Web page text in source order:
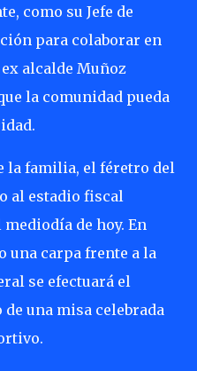
como su Jefe de
para colaborar en
alcalde Muñoz
la comunidad pueda
la familia, el féretro del
al estadio fiscal
de hoy. En
una carpa frente a la
se efectuará el
una misa celebrada